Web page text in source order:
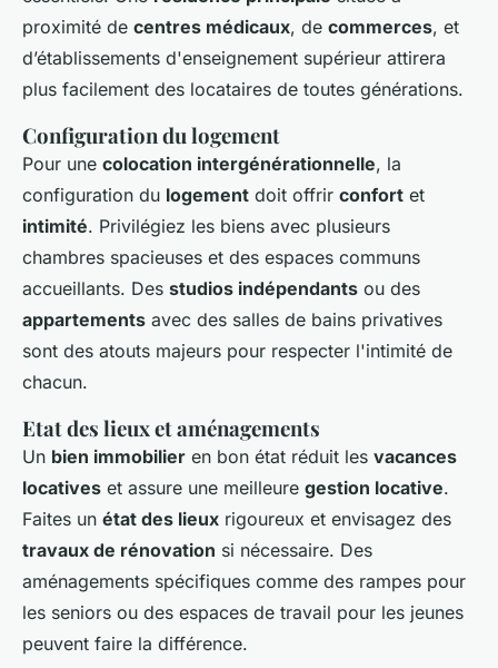
proximité de centres médicaux, de commerces, et
d’établissements d'enseignement supérieur attirera
plus facilement des locataires de toutes générations.
Configuration du logement
Pour une colocation intergénérationnelle, la
configuration du logement doit offrir confort et
intimité. Privilégiez les biens avec plusieurs
chambres spacieuses et des espaces communs
accueillants. Des studios indépendants ou des
appartements avec des salles de bains privatives
sont des atouts majeurs pour respecter l'intimité de
chacun.
Etat des lieux et aménagements
Un bien immobilier en bon état réduit les vacances
locatives et assure une meilleure gestion locative.
Faites un état des lieux rigoureux et envisagez des
travaux de rénovation si nécessaire. Des
aménagements spécifiques comme des rampes pour
les seniors ou des espaces de travail pour les jeunes
peuvent faire la différence.